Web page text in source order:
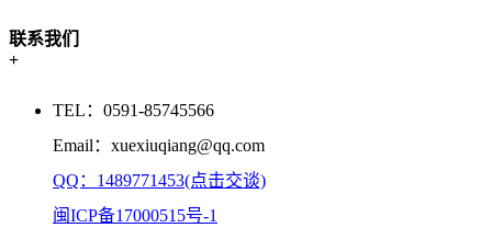
联系我们
+
TEL：0591-85745566
Email：xuexiuqiang@qq.com
QQ：1489771453(点击交谈)
闽ICP备17000515号-1